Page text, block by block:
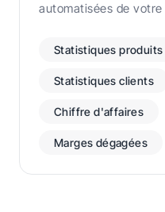
automatisées de votre
Statistiques produits
Statistiques clients
Chiffre d'affaires
Marges dégagées